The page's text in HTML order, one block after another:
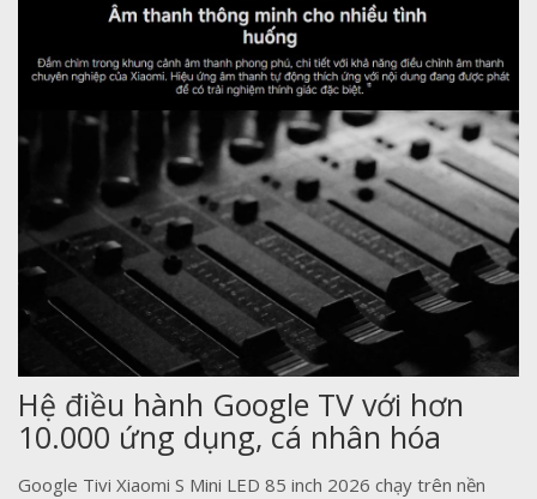
Hệ điều hành Google TV với hơn
10.000 ứng dụng, cá nhân hóa
Google Tivi Xiaomi S Mini LED 85 inch 2026 chạy trên nền